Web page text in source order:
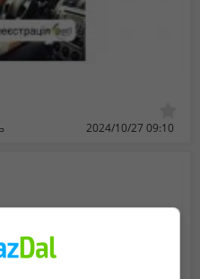
2024/10/27 09:10